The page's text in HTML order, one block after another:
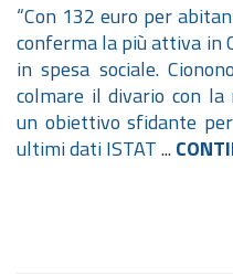
“Con 132 euro per
conferma la più attiva in
in spesa sociale.
colmare il divario con la
un obiettivo sfidante
ultimi dati ISTAT...